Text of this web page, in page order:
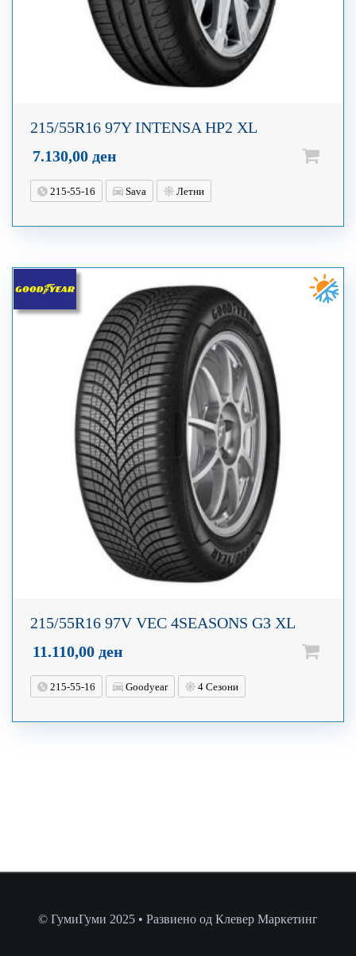
215/55R16 97Y INTENSA HP2 XL
7.130,00 ден
215-55-16 Sava Летни
215/55R16 97V VEC 4SEASONS G3 XL
11.110,00 ден
215-55-16 Goodyear 4 Сезони
© ГумиГуми 2025 • Развиено од Клевер Маркетинг